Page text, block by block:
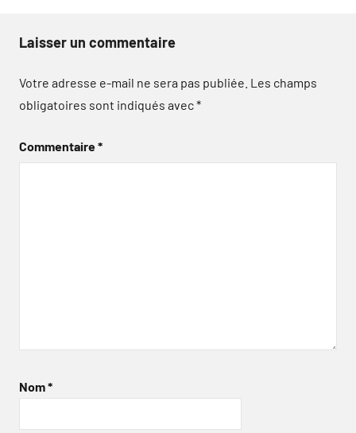
Laisser un commentaire
Votre adresse e-mail ne sera pas publiée. Les champs
obligatoires sont indiqués avec*
Commentaire*
Nom*